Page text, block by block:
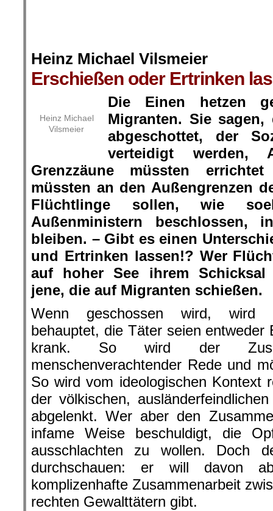
Heinz Michael Vilsmeier
Erschießen oder Ertrinken
Heinz Michael
Vilsmeier
Die Einen hetzen
Migranten. Sie
abgeschottet, der
verteidigt werden,
Grenzzäune müssten
müssten an den Außengrenzen
Flüchtlinge sollen, wie
Außenministern beschlossen,
bleiben. – Gibt es einen
und Ertrinken lassen!? Wer
auf hoher See ihrem Schicksal
jene, die auf Migranten schießen.
Wenn geschossen wird, wird
behauptet, die Täter seien entweder
krank. So wird der
menschenverachtender Rede und
So wird vom ideologischen Kontext
der völkischen,
abgelenkt. Wer aber den
infame Weise beschuldigt, die
ausschlachten zu wollen. Doch
durchschauen: er will davon
komplizenhafte Zusammenarbeit
rechten Gewalttätern gibt.